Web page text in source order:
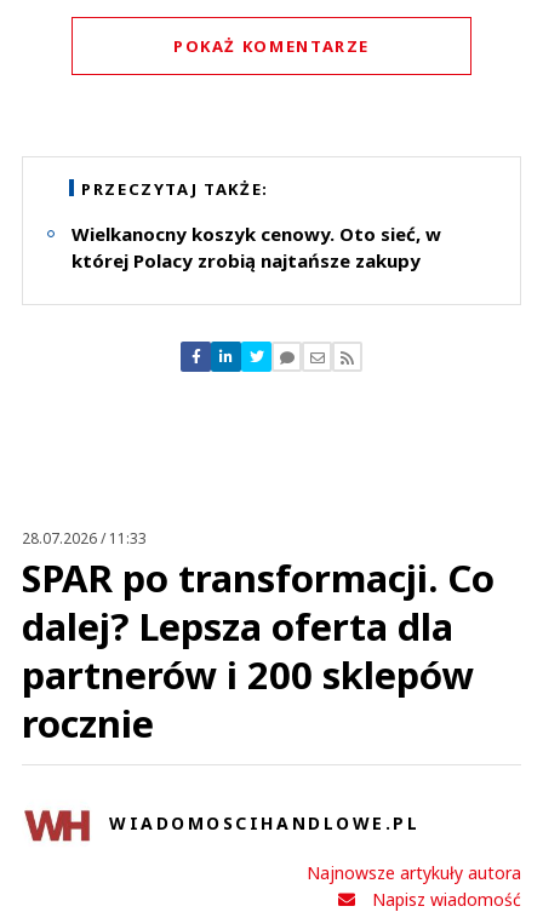
PRZECZYTAJ TAKŻE:
Wielkanocny koszyk cenowy. Oto sieć, w
której Polacy zrobią najtańsze zakupy
POKAŻ KOMENTARZE
Nie znaleziono komentarzy
Zostaw swoje komentarze
Imię (Wymagane)
28.07.2026 / 11:33
SPAR po transformacji. Co
dalej? Lepsza oferta dla
partnerów i 200 sklepów
rocznie
WIADOMOSCIHANDLOWE.PL
Najnowsze artykuły autora
Napisz wiadomość